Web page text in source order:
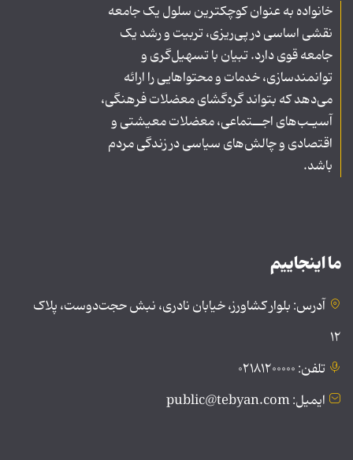
خانواده به عنوان کوچکترین سلول یک جامعه
نقشی اساسی در پی‌ریزی، تربیت و رشد یک
جامعه قوی دارد. تبیان با تسهیل‌گری و
توانمندسازی، خدمات و محتواهایی را ارائه
می‌دهد که بتواند گره‌گشای معضلات فرهنگی،
آسیـب‌های اجــتماعی، معضلات معیشتی و
اقتصادی و چالش‌های سیاسی در زندگی مردم
باشد.
ما اینجاییم
آدرس: بلوار کشاورز، خیابان نادری، نبش حجت‌دوست، پلاک
۱۲
تلفن: ۰۲۱۸۱۲۰۰۰۰۰
ایمیل: public@tebyan.com